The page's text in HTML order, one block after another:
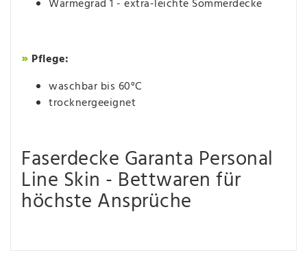
Wärmegrad 1 - extra-leichte Sommerdecke
» Pflege:
waschbar bis 60°C
trocknergeeignet
Faserdecke Garanta Personal
Line Skin - Bettwaren für
höchste Ansprüche